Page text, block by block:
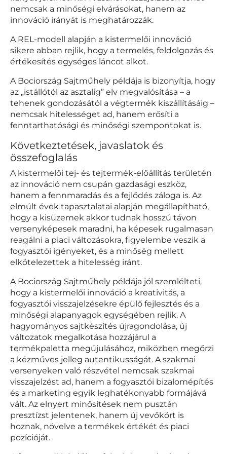
nemcsak a minőségi elvárásokat, hanem az
innováció irányát is meghatározzák.
A REL-modell alapján a kistermelői innováció
sikere abban rejlik, hogy a termelés, feldolgozás és
értékesítés egységes láncot alkot.
A Bociország Sajtműhely példája is bizonyítja, hogy
az „istállótól az asztalig” elv megvalósítása – a
tehenek gondozásától a végtermék kiszállításáig –
nemcsak hitelességet ad, hanem erősíti a
fenntarthatósági és minőségi szempontokat is.
Következtetések, javaslatok és
összefoglalás
A kistermelői tej- és tejtermék-előállítás területén
az innováció nem csupán gazdasági eszköz,
hanem a fennmaradás és a fejlődés záloga is. Az
elmúlt évek tapasztalatai alapján megállapítható,
hogy a kisüzemek akkor tudnak hosszú távon
versenyképesek maradni, ha képesek rugalmasan
reagálni a piaci változásokra, figyelembe veszik a
fogyasztói igényeket, és a minőség mellett
elkötelezettek a hitelesség iránt.
A Bociország Sajtműhely példája jól szemlélteti,
hogy a kistermelői innováció a kreativitás, a
fogyasztói visszajelzésekre épülő fejlesztés és a
minőségi alapanyagok egységében rejlik. A
hagyományos sajtkészítés újragondolása, új
változatok megalkotása hozzájárul a
termékpaletta megújulásához, miközben megőrzi
a kézműves jelleg autentikusságát. A szakmai
versenyeken való részvétel nemcsak szakmai
visszajelzést ad, hanem a fogyasztói bizalomépítés
és a marketing egyik leghatékonyabb formájává
vált. Az elnyert minősítések nem pusztán
presztízst jelentenek, hanem új vevőkört is
hoznak, növelve a termékek értékét és piaci
pozícióját.